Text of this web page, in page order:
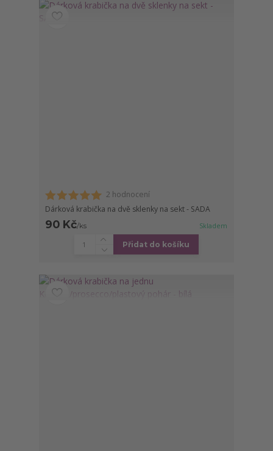
2 hodnocení
Dárková krabička na dvě sklenky na sekt - SADA
90 Kč/ks Skladem
Přidat do košíku